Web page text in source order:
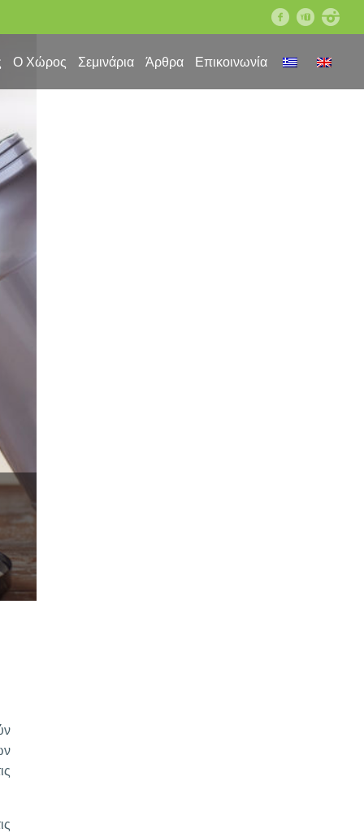
Ο Χώρος Σεμινάρια Άρθρα Επικοινωνία